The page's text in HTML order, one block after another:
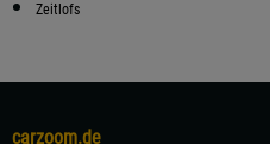
Zeitlofs
carzoom.de